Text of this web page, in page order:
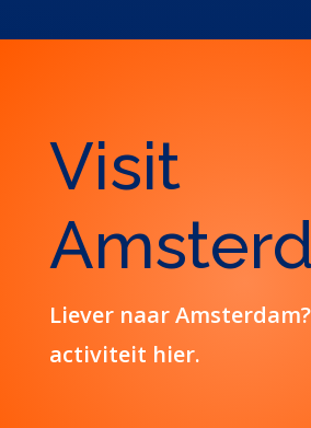
Visit
Liever naar
activiteit hier.